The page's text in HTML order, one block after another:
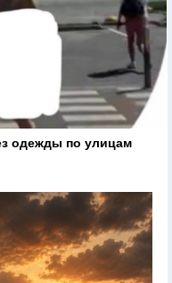
одежды по улицам